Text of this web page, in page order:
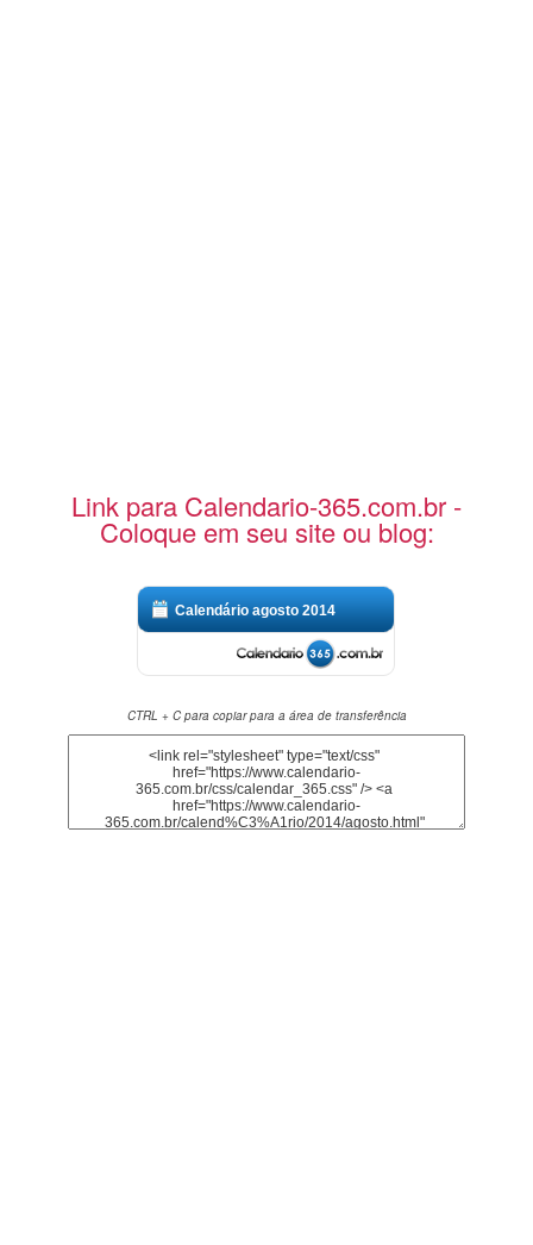
Link para Calendario-365.com.br -
Coloque em seu site ou blog:
Calendário agosto 2014
CTRL + C para copiar para a área de transferência